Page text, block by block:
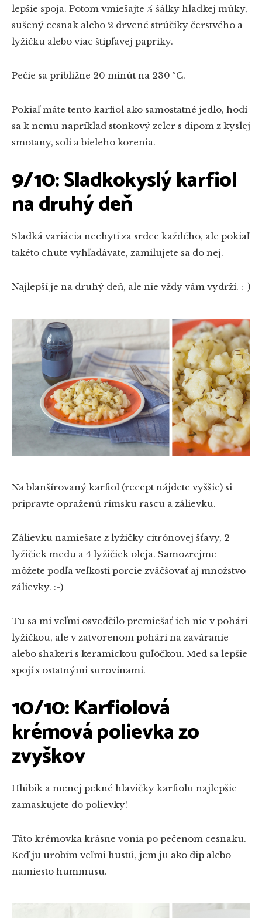
lepšie spoja. Potom vmiešajte ½ šálky hladkej múky,
sušený cesnak alebo 2 drvené strúčiky čerstvého a
lyžičku alebo viac štipľavej papriky.
Pečie sa približne 20 minút na 230 °C.
Pokiaľ máte tento karfiol ako samostatné jedlo, hodí
sa k nemu napríklad stonkový zeler s dipom z kyslej
smotany, soli a bieleho korenia.
9/10: Sladkokyslý karfiol
na druhý deň
Sladká variácia nechytí za srdce každého, ale pokiaľ
takéto chute vyhľadávate, zamilujete sa do nej.
Najlepší je na druhý deň, ale nie vždy vám vydrží. :-)
Na blanšírovaný karfiol (recept nájdete vyššie) si
pripravte opraženú rímsku rascu a zálievku.
Zálievku namiešate z lyžičky citrónovej šťavy, 2
lyžičiek medu a 4 lyžičiek oleja. Samozrejme
môžete podľa veľkosti porcie zväčšovať aj množstvo
zálievky. :-)
Tu sa mi veľmi osvedčilo premiešať ich nie v pohári
lyžičkou, ale v zatvorenom pohári na zaváranie
alebo shakeri s keramickou guľôčkou. Med sa lepšie
spojí s ostatnými surovinami.
10/10: Karfiolová
krémová polievka zo
zvyškov
Hlúbik a menej pekné hlavičky karfiolu najlepšie
zamaskujete do polievky!
Táto krémovka krásne vonia po pečenom cesnaku.
Keď ju urobím veľmi hustú, jem ju ako dip alebo
namiesto hummusu.